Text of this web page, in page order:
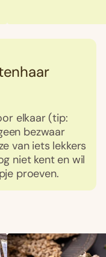
elkaar (tip:
bezwaar
van iets lekkers
niet kent en wil
proeven.